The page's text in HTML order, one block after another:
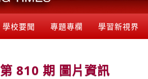
學校要聞 專題專欄 學習新視界
第 810 期 圖片資訊